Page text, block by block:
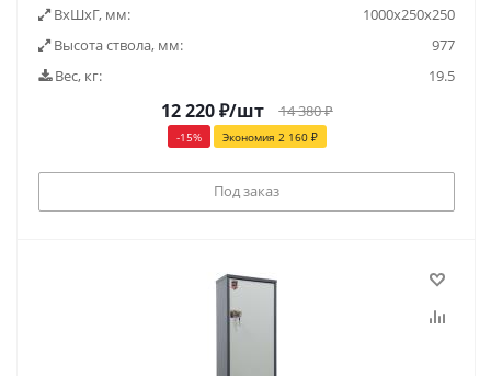
ВxШxГ, мм:
1000x250x250
Высота ствола, мм:
977
Вес, кг:
19.5
12 220₽/шт 14 380₽
-15% Экономия 2 160₽
Под заказ